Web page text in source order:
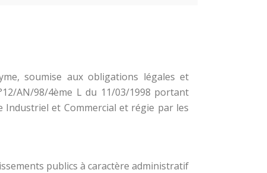
soumise aux obligations légales et
AN/98/4ème L du 11/03/1998 portant
Industriel et Commercial et régie par les
publics à caractère administratif